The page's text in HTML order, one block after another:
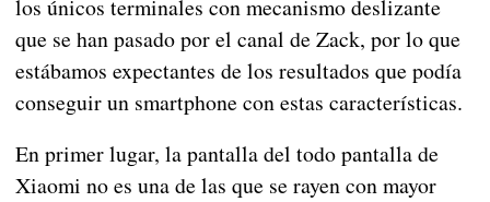
los únicos terminales con mecanismo deslizante
que se han pasado por el canal de Zack, por lo que
estábamos expectantes de los resultados que podía
conseguir un smartphone con estas características.
En primer lugar, la pantalla del todo pantalla de
Xiaomi no es una de las que se rayen con mayor